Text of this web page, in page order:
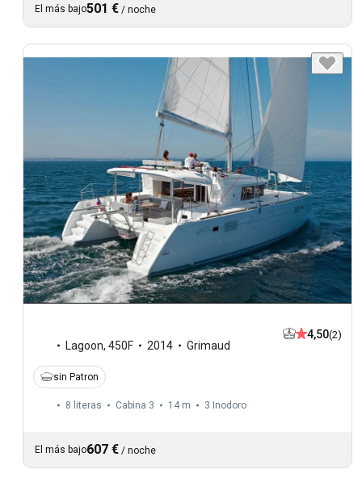
El más bajo501 € / noche
Lagoon, 450F 2014 Grimaud
4,50(2)
sin Patron
8 literas Cabina 3 14 m 3 Inodoro
El más bajo607 € / noche